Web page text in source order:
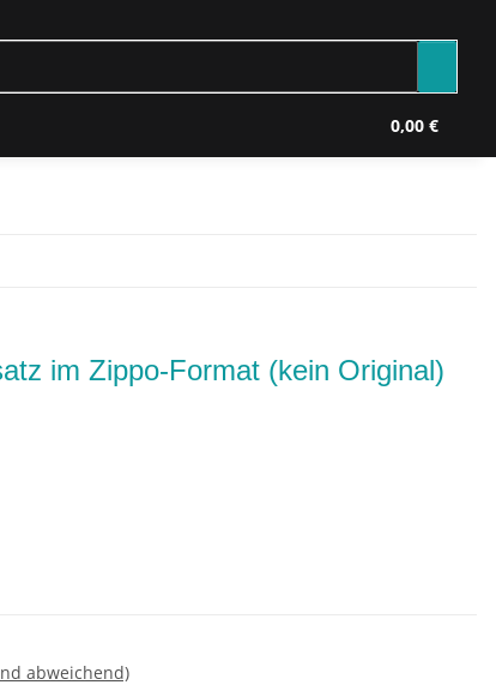
0,00 €
im Zippo-Format (kein Original)
abweichend)